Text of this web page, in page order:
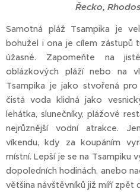
Řecko,
Samotná pláž Tsampika je
bohužel i ona je cílem zástupů
úžasné. Zapomeňte na
oblázkových pláží nebo na
Tsampika je jako stvořená
čistá voda klidná jako
lehátka, slunečníky, plážové
nejrůznější vodní atrakce.
víkendu, kdy za koupáním
místní. Lepší je se na Tsampiku
dopoledních hodinách, anebo
většina návštěvníků již míří zpět